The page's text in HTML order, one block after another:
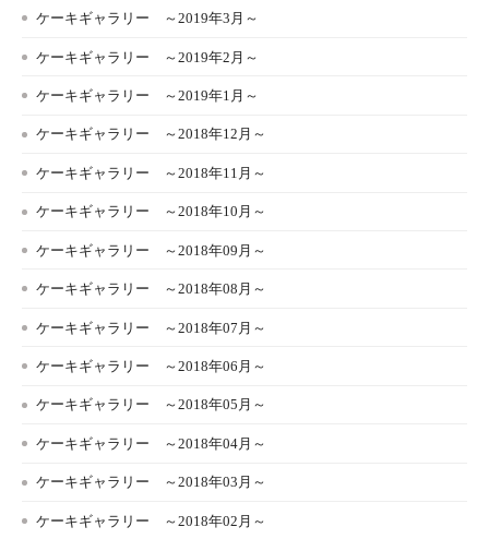
ケーキギャラリー ～2019年3月～
ケーキギャラリー ～2019年2月～
ケーキギャラリー ～2019年1月～
ケーキギャラリー ～2018年12月～
ケーキギャラリー ～2018年11月～
ケーキギャラリー ～2018年10月～
ケーキギャラリー ～2018年09月～
ケーキギャラリー ～2018年08月～
ケーキギャラリー ～2018年07月～
ケーキギャラリー ～2018年06月～
ケーキギャラリー ～2018年05月～
ケーキギャラリー ～2018年04月～
ケーキギャラリー ～2018年03月～
ケーキギャラリー ～2018年02月～